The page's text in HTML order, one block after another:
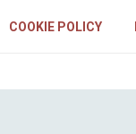
COOKIE POLICY